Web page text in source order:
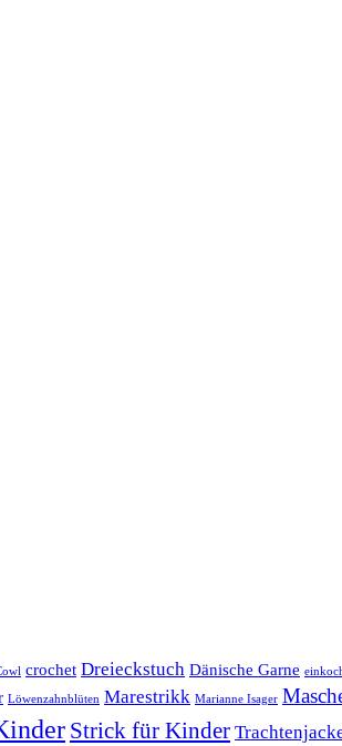
crochet Dreieckstuch Dänische Garne
Löwenzahnblüten Marestrikk Marianne Isager
Strick für Kinder